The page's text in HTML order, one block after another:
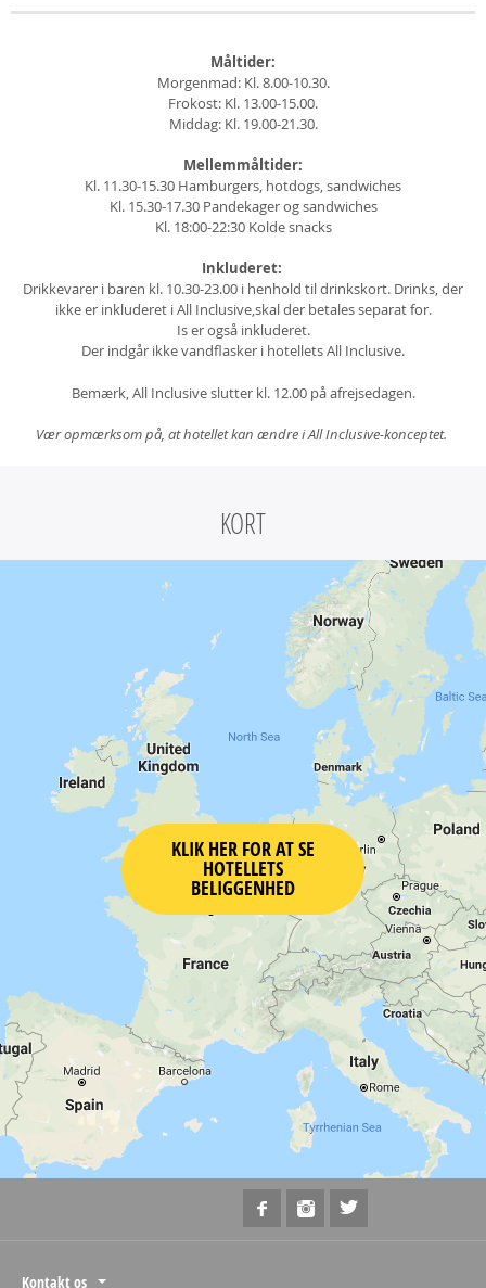
Måltider:
Morgenmad: Kl. 8.00-10.30.
Frokost: Kl. 13.00-15.00.
Middag: Kl. 19.00-21.30.
Mellemmåltider:
Kl. 11.30-15.30 Hamburgers, hotdogs, sandwiches
Kl. 15.30-17.30 Pandekager og sandwiches
Kl. 18:00-22:30 Kolde snacks
Inkluderet:
Drikkevarer i baren kl. 10.30-23.00 i henhold til drinks­kort. Drinks, der
ikke er inkluderet i All Inclusive,skal der betales separat for.
Is er også inkluderet.
Der indgår ikke vandflasker i hotellets All Inclusive.
Bemærk, All Inclusive slutter kl. 12.00 på afrejsedagen.
Vær opmærksom på, at hotellet kan ændre i All Inclusive-konceptet.
KORT
KLIK HER FOR AT SE
HOTELLETS
BELIGGENHED
Kontakt os